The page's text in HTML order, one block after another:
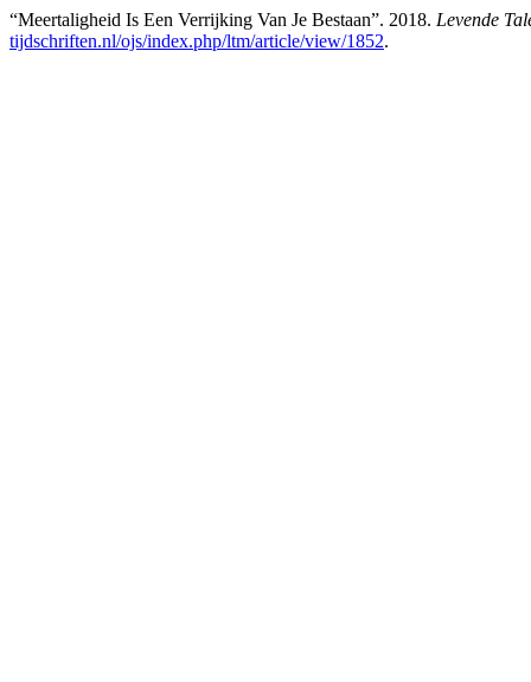
“Meertaligheid Is Een Verrijking Van Je Bestaan”. 2018. Levende
tijdschriften.nl/ojs/index.php/ltm/article/view/1852.